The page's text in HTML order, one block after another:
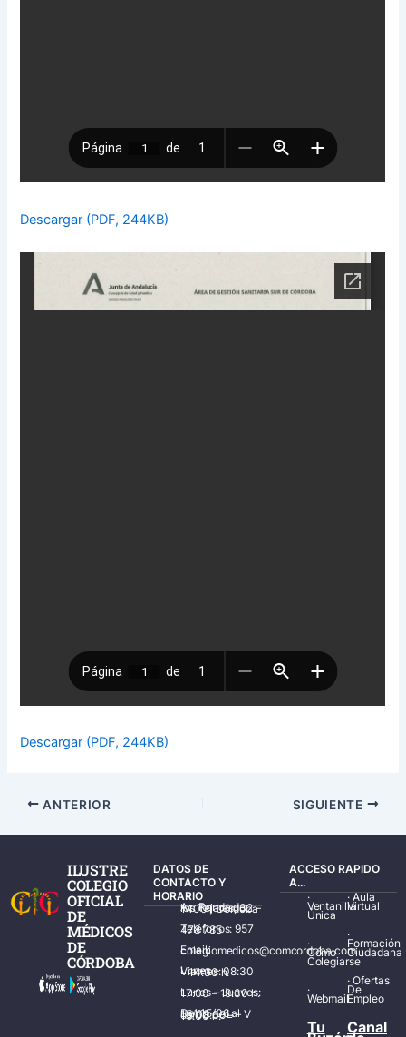
Descargar (PDF, 244KB)
Descargar (PDF, 244KB)
ANTERIOR SIGUIENTE
ILUSTRE
COLEGIO
OFICIAL
DE
MÉDICOS
DE
CÓRDOBA
DATOS DE
CONTACTO Y
HORARIO
Av. Ronda de los Tejares, 32 – 14001 Córdoba
Teléfonos: 957 478 785
Email: colegiomedicos@comcordoba.com
Lunes – Viernes: 08:30 – 14:30 h.
Lunes – Jueves: 17:00 – 19:30 h.
Del 15/06 al 15/09 de L – V de 08:00 – 15:00 h.
ACCESO RAPIDO
A...
·
Ventanilla
Única
·
Cómo
Colegiarse
·
Webmail
·Aula
Virtual
·
Formación
Ciudadana
·Ofertas
De
Empleo
Tu Canal